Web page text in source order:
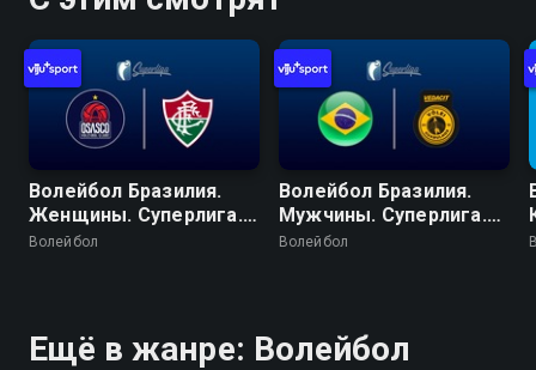
Волейбол Бразилия.
Женщины. Суперлига.
Регулярный сезон
Волейбол
Волейбол Бразилия.
Мужчины. Суперлига.
Регулярный сезон
Волейбол
Ещё в жанре: Волейбол